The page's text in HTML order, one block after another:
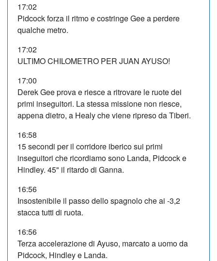
17:02
Pidcock forza il ritmo e costringe Gee a perdere
qualche metro.
17:02
ULTIMO CHILOMETRO PER JUAN AYUSO!
17:00
Derek Gee prova e riesce a ritrovare le ruote dei
primi inseguitori. La stessa missione non riesce,
appena dietro, a Healy che viene ripreso da Tiberi.
16:58
15 secondi per il corridore iberico sui primi
inseguitori che ricordiamo sono Landa, Pidcock e
Hindley. 45" il ritardo di Ganna.
16:56
Insostenibile il passo dello spagnolo che ai -3,2
stacca tutti di ruota.
16:56
Terza accelerazione di Ayuso, marcato a uomo da
Pidcock, Hindley e Landa.